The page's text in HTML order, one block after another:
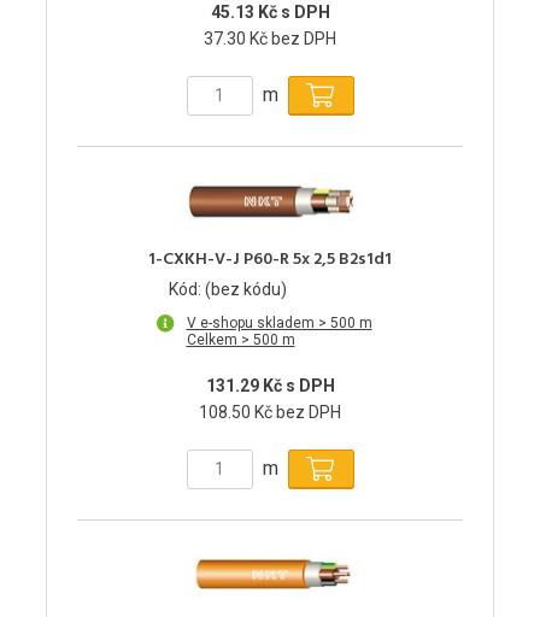
45.13 Kč s DPH
37.30 Kč bez DPH
m
1-CXKH-V-J P60-R 5x 2,5 B2s1d1
Kód: (bez kódu)
V e-shopu skladem > 500 m
Celkem > 500 m
131.29 Kč s DPH
108.50 Kč bez DPH
m